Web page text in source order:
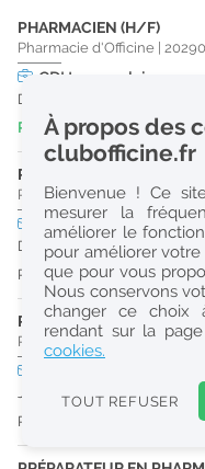
Réinitialiser
2
0
k
Consulter les offres
PHARMACIEN (H/F)
Pharmacie d'Officine 20290
CDI temps plein
Dès que possible
Publiée il y a 2 jour(s)
PRÉPARATEUR EN
Pharmacie d'Officine|
temps plein Pro
Dès que possible
Publiée il y a 24 jour(s)
PHARMACIEN (H/F)
Pharmacie d'Officine 20239
Jusqu'au 29/09/26
Publiée il y a 27 jour(s)
À propos des
clubofficine.fr
Bienvenue ! Ce
mesurer la
améliorer le
pour améliorer
que pour vous
Nous conservons
changer ce choix
rendant sur la page
cookies.
TOUT REFUSER